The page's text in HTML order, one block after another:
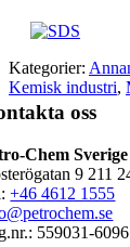
Kategorier:
Kemisk industri,
oss
Chem
9 211
+46 4612 1555
559031-6096